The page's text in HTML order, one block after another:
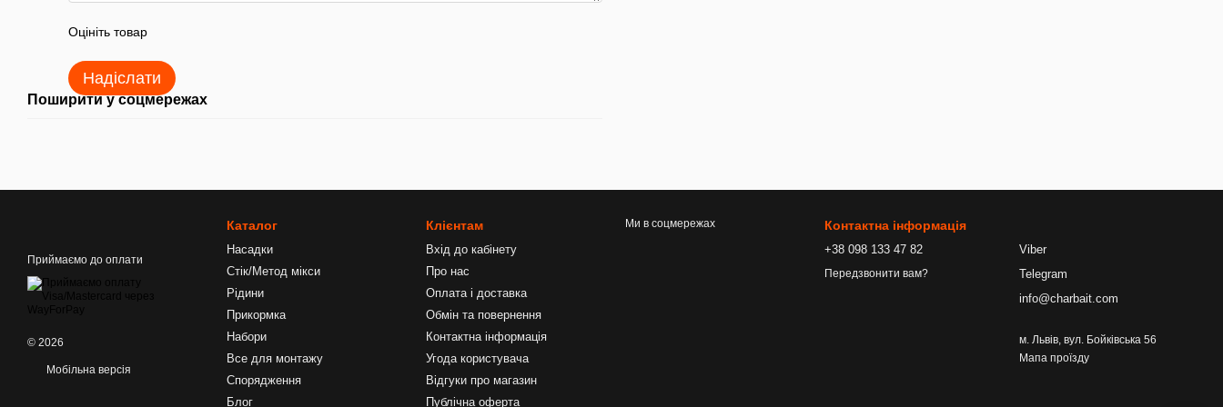
Оцініть товар
Надіслати
Поширити у соцмережах
Приймаємо до оплати
© 2026
Мобільна версія
Каталог
Насадки
Стік/Метод мікси
Рідини
Прикормка
Набори
Все для монтажу
Спорядження
Блог
Клієнтам
Вхід до кабінету
Про нас
Оплата і доставка
Обмін та повернення
Контактна інформація
Угода користувача
Відгуки про магазин
Публічна оферта
Ми в соцмережах Контактна інформація
+38 098 133 47 82
Передзвонити вам?
Viber
Telegram
info@charbait.com
м. Львів, вул. Бойківська 56
Мапа проїзду